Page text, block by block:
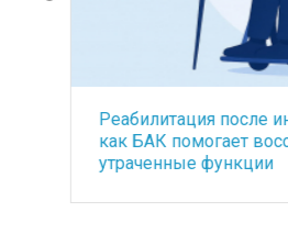
Оснащение Foros
санатория премиум
медицинским